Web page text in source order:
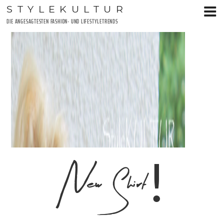
Zum
Inhalt
STYLEKULTUR
DIE ANGESAGTESTEN FASHION- UND LIFESTYLETRENDS
New Shirt!